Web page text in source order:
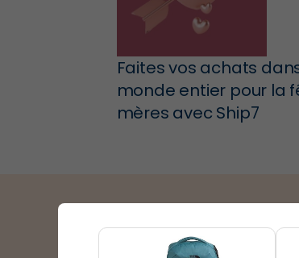
Faites vos achats
monde entier pour la
mères avec Ship7